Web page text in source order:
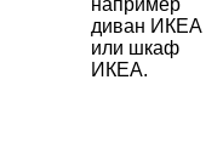
например
диван ИКЕА
или шкаф
ИКЕА.